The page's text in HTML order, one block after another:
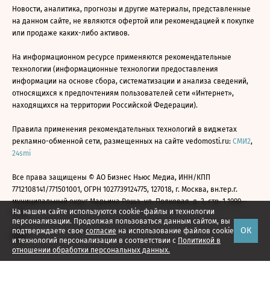
На нашем сайте используются cookie-файлы и технологии
персонализации. Продолжая пользоваться данным сайтом, вы
подтверждаете свое согласие на использование файлов cookie
и технологий персонализации в соответствии с Политикой в
отношении обработки персональных данных.
ОК
Новости, аналитика, прогнозы и другие материалы, представленные
на данном сайте, не являются офертой или рекомендацией к покупке
или продаже каких-либо активов.
На информационном ресурсе применяются рекомендательные
технологии (информационные технологии предоставления
информации на основе сбора, систематизации и анализа сведений,
относящихся к предпочтениям пользователей сети «Интернет»,
находящихся на территории Российской Федерации).
Правила применения рекомендательных технологий в виджетах
рекламно-обменной сети, размещенных на сайте vedomosti.ru: СМИ2,
24smi
Все права защищены © АО Бизнес Ньюс Медиа, ИНН/КПП
7712108141/771501001, ОГРН 1027739124775, 127018, г. Москва, вн.тер.г.
муниципальный округ Марьина Роща, ул. Полковая, д. 3, стр. 1 1999—
2026